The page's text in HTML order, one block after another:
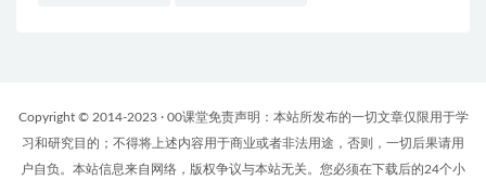
Copyright © 2014-2023 · 00课堂免责声明：本站所发布的一切文章仅限用于学
习和研究目的；不得将上述内容用于商业或者非法用途，否则，一切后果请用
户自负。本站信息来自网络，版权争议与本站无关。您必须在下载后的24个小